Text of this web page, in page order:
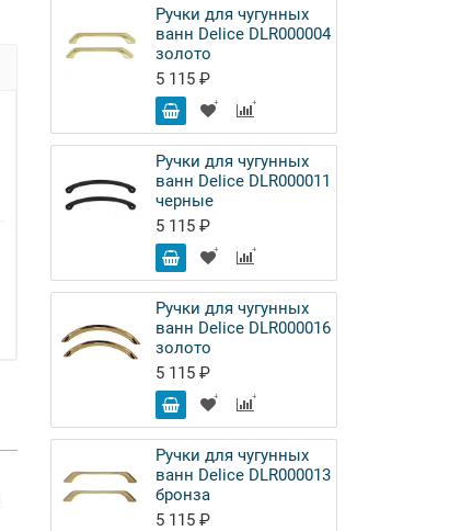
Ручки для чугунных
ванн Delice DLR000004
золото
5 115 ₽
Ручки для чугунных
ванн Delice DLR000011
черные
5 115 ₽
Ручки для чугунных
ванн Delice DLR000016
золото
5 115 ₽
Ручки для чугунных
ванн Delice DLR000013
бронза
5 115 ₽